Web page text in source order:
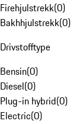
Firehjulstrekk(0)
Bakhhjulstrekk(0)
Drivstofftype
Bensin(0)
Diesel(0)
Plug-in hybrid(0)
Electric(0)